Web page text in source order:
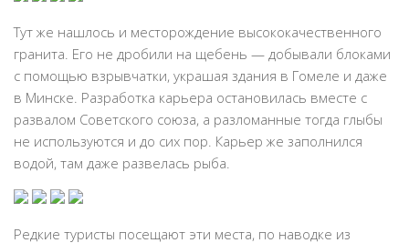
Тут же нашлось и месторождение высококачественного
гранита. Его не дробили на щебень — добывали блоками
с помощью взрывчатки, украшая здания в Гомеле и даже
в Минске. Разработка карьера остановилась вместе с
развалом Советского союза, а разломанные тогда глыбы
не используются и до сих пор. Карьер же заполнился
водой, там даже развелась рыба.
Редкие туристы посещают эти места, по наводке из